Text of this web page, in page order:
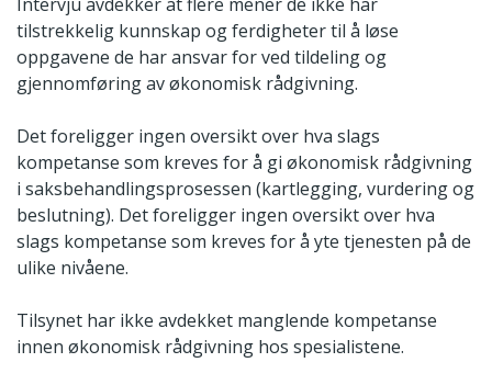
tilstrekkelig kunnskap og ferdigheter til å løse
oppgavene de har ansvar for ved tildeling og
gjennomføring av økonomisk rådgivning.
Det foreligger ingen oversikt over hva slags
kompetanse som kreves for å gi økonomisk rådgivning
i saksbehandlingsprosessen (kartlegging, vurdering og
beslutning). Det foreligger ingen oversikt over hva
slags kompetanse som kreves for å yte tjenesten på de
ulike nivåene.
Tilsynet har ikke avdekket manglende kompetanse
innen økonomisk rådgivning hos spesialistene.